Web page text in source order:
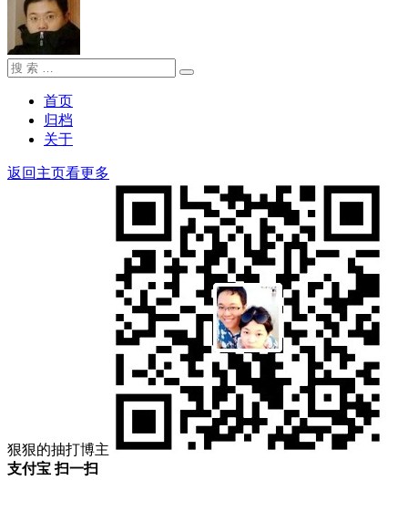
搜
搜
首页
归档
关于
返回主页看更多
狠狠的抽打博主
支付宝 扫一扫